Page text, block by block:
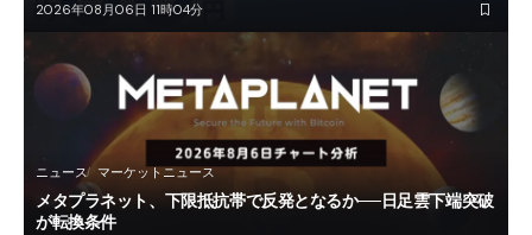
2026年08月06日 11時04分
ニュース マーケットニュース
メタプラネット、下限抵抗帯で反発となるか──日足雲下端突破
が転換条件